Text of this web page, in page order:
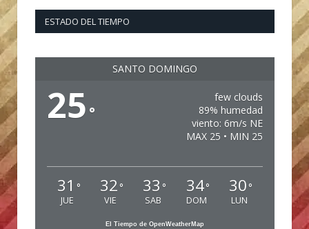
ESTADO DEL TIEMPO
SANTO DOMINGO
25 °
few clouds
89% humedad
viento: 6m/s NE
MAX 25 • MIN 25
31 °
JUE
32 °
VIE
33 °
SAB
34°
DOM
30 °
LUN
El Tiempo de OpenWeatherMap